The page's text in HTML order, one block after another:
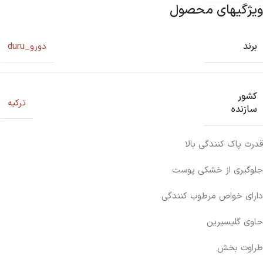
ویژگیهای محصول
برند دورو_duru
کشور
سازنده
ترکیه
قدرت پاک کنندگی بالا
جلوگیری از خشکی پوست
دارای خواص مرطوب کنندگی
حاوی گلیسیرین
طراوت بخش